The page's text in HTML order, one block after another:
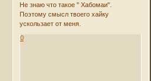
Не знаю что такое " Хабомаи".
Поэтому смысл твоего хайку
ускользает от меня.
0